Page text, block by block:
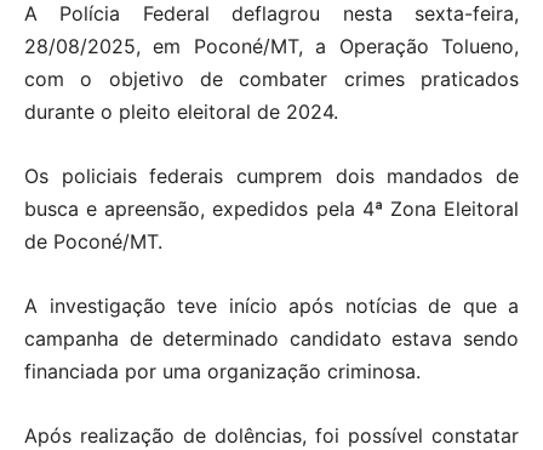
A Polícia Federal deflagrou nesta sexta-feira,
28/08/2025, em Poconé/MT, a Operação Tolueno,
com o objetivo de combater crimes praticados
durante o pleito eleitoral de 2024.
Os policiais federais cumprem dois mandados de
busca e apreensão, expedidos pela 4ª Zona Eleitoral
de Poconé/MT.
A investigação teve início após notícias de que a
campanha de determinado candidato estava sendo
financiada por uma organização criminosa.
Após realização de dolências, foi possível constatar